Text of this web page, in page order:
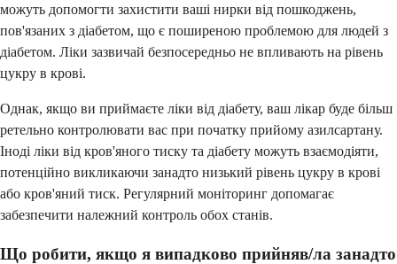
можуть допомогти захистити ваші нирки від пошкоджень,
пов'язаних з діабетом, що є поширеною проблемою для людей з
діабетом. Ліки зазвичай безпосередньо не впливають на рівень
цукру в крові.
Однак, якщо ви приймаєте ліки від діабету, ваш лікар буде більш
ретельно контролювати вас при початку прийому азилсартану.
Іноді ліки від кров'яного тиску та діабету можуть взаємодіяти,
потенційно викликаючи занадто низький рівень цукру в крові
або кров'яний тиск. Регулярний моніторинг допомагає
забезпечити належний контроль обох станів.
Що робити, якщо я випадково прийняв/ла занадто